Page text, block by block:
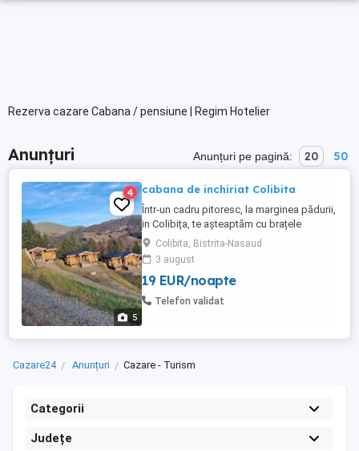
Rezerva cazare Cabana / pensiune | Regim Hotelier
Anunțuri Anunțuri pe pagină: 20 50
5
4 cabana de inchiriat Colibita
Într-un cadru pitoresc, la marginea pădurii,
in Colibița, te așteaptăm cu brațele
deschise un adevărat refugiu unde liniștea
naturii se îmbină armonios cu confortul
modern. Construită din bușteni și cu un
farmec ce amintește de poveștile
scandinave, această cabană este
Colibita, Bistrita-Nasaud
3 august
19 EUR/noapte
Telefon validat
Cazare24 Anunțuri Cazare - Turism
Categorii
Județe